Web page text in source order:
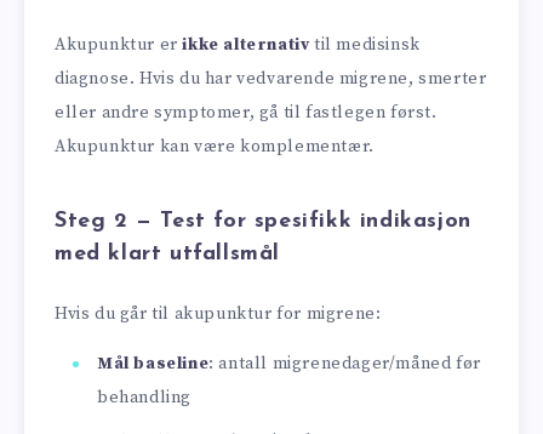
Akupunktur erikke alternativtil medisinsk
diagnose. Hvis du har vedvarende migrene, smerter
eller andre symptomer, gå til fastlegen først.
Akupunktur kan være komplementær.
Steg 2 — Test for spesifikk indikasjon
med klart utfallsmål
Hvis du går til akupunktur for migrene:
Mål baseline: antall migrenedager/måned før
behandling